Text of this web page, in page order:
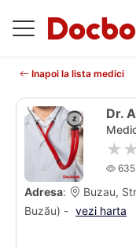
Inapoi la lista medici
Dr.
Adresa:
Buzau,
Buzău) - vezi harta